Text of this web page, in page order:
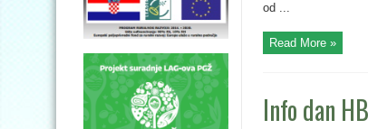
od ...
Read More »
Info dan